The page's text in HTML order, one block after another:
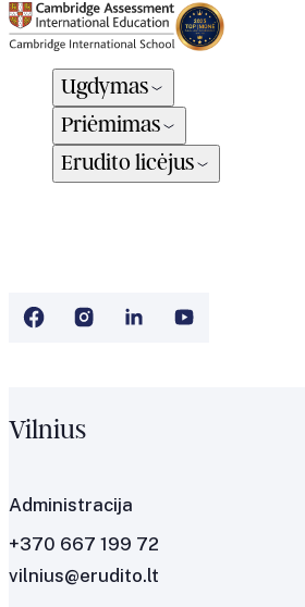
Ugdymas
Priėmimas
Erudito licėjus
Vilnius
Administracija
+370 667 199 72
vilnius@erudito.lt